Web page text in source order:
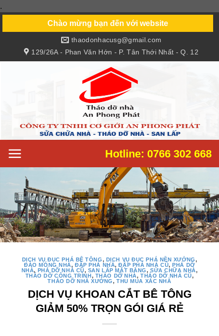
.
content
Chào mừng bạn đến với website
129/26A - Phan Văn Hớn - P. Tân Thới Nhất - Q. 12
thaodonhacusg@gmail.com
Hotline: 0766 302 668
DỊCH VỤ ĐỤC PHÁ BÊ TÔNG, DỊCH VỤ ĐỤC PHÁ NỀN XƯỞNG,
ĐÀO MÓNG NHÀ,ĐẬP PHÁ NHÀ,ĐẬP PHÁ NHÀ CŨ,PHÁ DỠ
NHÀ, PHÁ DỠ NHÀ CŨ, SAN LẤP MẶT BẰNG, SỬA CHỮA NHÀ,
THÁO DỠ CÔNG TRÌNH, THÁO DỠ NHÀ,THÁO DỠ NHÀ CŨ,
THÁO DỠ NHÀ XƯỞNG,THU MUA XÁC NHÀ
DỊCH VỤ KHOAN CẮT BÊ TÔNG
GIẢM 50% TRỌN GÓI GIÁ RẺ